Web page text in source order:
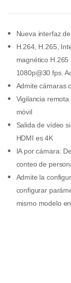
Nueva interfaz
H.264, H.265,
magnético H.265
1080p@30 fps.
Admite cámaras
Vigilancia
móvil
Salida de vídeo
HDMI es 4K
IA por cámara:
conteo de
Admite la
configurar
mismo modelo